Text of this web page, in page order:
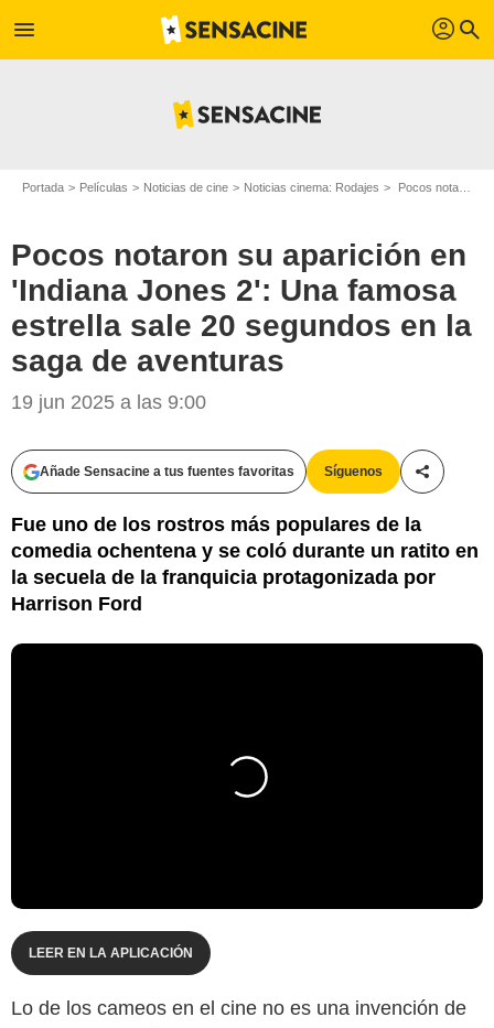
menu profil search
Portada Películas Noticias de cine Noticias cinema: Rodajes Pocos notaron su aparición en 'Indiana Jones 2': Una famosa estrella sale 20 segundos en la saga de aventuras
Pocos notaron su aparición en
'Indiana Jones 2': Una famosa
estrella sale 20 segundos en la
saga de aventuras
19 jun 2025 a las 9:00
Añade Sensacine a tus fuentes favoritas Síguenos
Fue uno de los rostros más populares de la
comedia ochentena y se coló durante un ratito en
la secuela de la franquicia protagonizada por
Harrison Ford
LEER EN LA APLICACIÓN
Lo de los cameos en el cine no es una invención de